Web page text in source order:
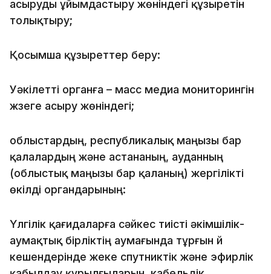
асыруды ұйымдастыру жөніндегі құзыретін
толықтыру;
Қосымша құзыреттер беру:
Уәкілетті органға – масс медиа мониторингін
жүзеге асыру жөніндегі;
облыстардың, республикалық маңызы бар
қалалардың және астананың, ауданның
(облыстық маңызы бар қаланың) жергілікті
өкілді органдарының:
Үлгілік қағидаларға сәйкес тиісті әкімшілік-
аумақтық бірліктің аумағында тұрғын үй
кешендерінде жеке спутниктік және эфирлік